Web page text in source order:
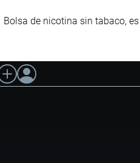
Bolsa de nicotina sin tabaco,